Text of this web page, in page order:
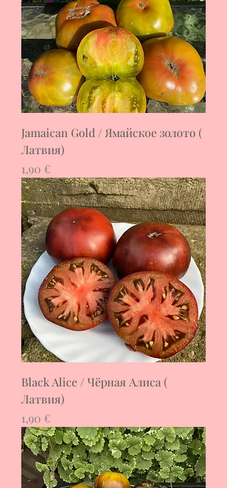
Jamaican Gold / Ямайское золото (
Латвия)
Цена
1,90 €
Black Alice / Чёрная Алиса (
Латвия)
Цена
1,90 €